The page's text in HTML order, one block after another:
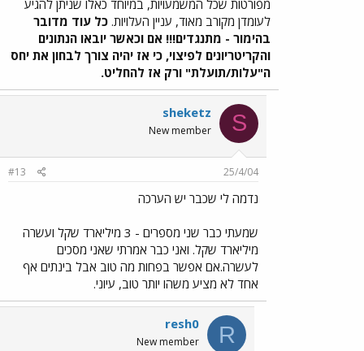
מפורטות שכל המשמעויות, במיוחד כאלו שניתן להגיע
לעומדן מקורב מאוד, עניין העלויות. כל עוד מדובר
בהימור - מתנגדים!!! אם וכאשר יובאו הנתונים
והקריטריונים לפיצוי, כי אז יהיה צורך לבחון את יחס
ה"עלות/תועלת" ורק אז להחליט.
S
sheketz
New member
25/4/04
#13
נדמה לי שכבר יש הערכה
שמעתי כבר שני מספרים - 3 מיליארד שקל ועשרה
מיליארד שקל. ואני כבר אמרתי שאני מסכים
לעשרה.אם אפשר בפחות מה טוב אבל בינתים אף
אחד לא מציע משהו יותר טוב, עיוני.
R
resh0
New member